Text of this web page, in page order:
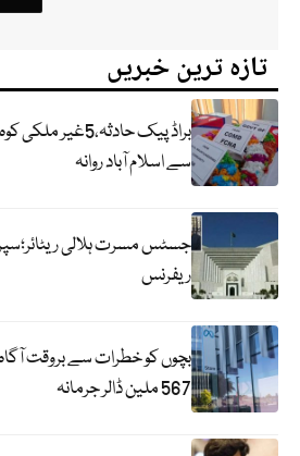
تازہ ترین خبریں
براڈ پیک
سے اسلام آباد روانہ
جسٹس مسرت ہلالی
ریفرنس
بچوں کو خطرات سے بروقت آگاہ
567 ملین ڈالر جرمانہ